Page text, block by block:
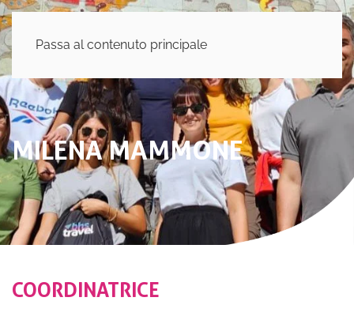
Passa al contenuto principale
MILENA MAMMONE
COORDINATRICE